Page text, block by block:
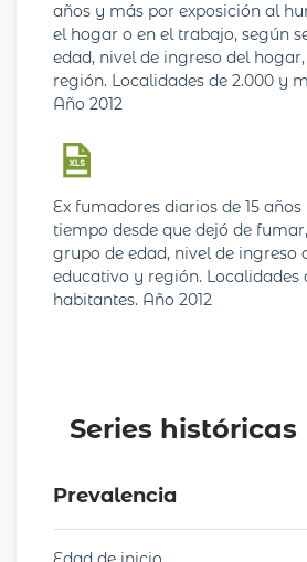
años y más por exposición al
el hogar o en el trabajo, según
edad, nivel de ingreso del
región. Localidades de 2.000 y
Año 2012
Ex fumadores diarios de 15
tiempo desde que dejó de
grupo de edad, nivel de ingreso
educativo y región. Localidades
habitantes. Año 2012
Series históricas
Prevalencia